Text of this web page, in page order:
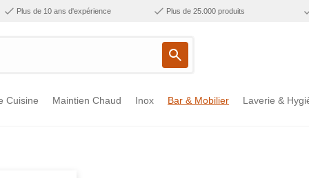
Plus de 10 ans d'expérience Plus de 25.000 produits
Cuisine Maintien Chaud Inox Bar & Mobilier Laverie &